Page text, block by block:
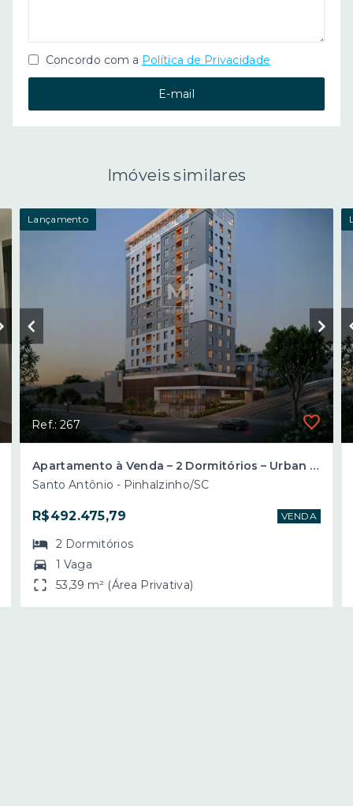
Concordo com a Política de Privacidade
E-mail
Imóveis similares
Lançamento
Ref.: 267
Apartamento à Venda – 2 Dormitórios – Urban Park Residence – Bairro Santo Antônio – Pinhalzinho/SC
Santo Antônio - Pinhalzinho/SC
R$492.475,79 VENDA
2 Dormitórios
1 Vaga
53,39 m² (Área Privativa)